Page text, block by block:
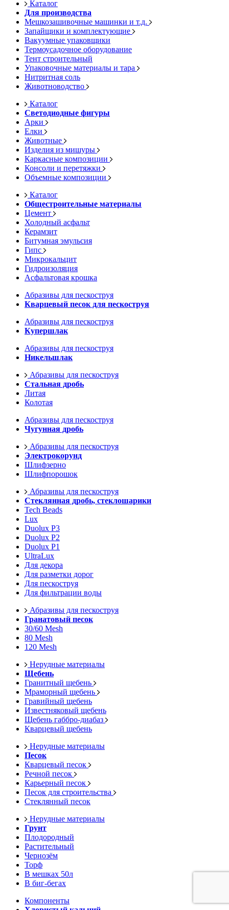
Каталог
Для производства
Мешкозашивочные машинки и т.д.
Запайщики и комплектующие
Вакуумные упаковщики
Термоусадочное оборудование
Тент строительный
Упаковочные материалы и тара
Нитритная соль
Животноводство
Каталог
Светодиодные фигуры
Арки
Елки
Животные
Изделия из мишуры
Каркасные композиции
Консоли и перетяжки
Объемные композиции
Каталог
Общестроительные материалы
Цемент
Холодный асфальт
Керамзит
Битумная эмульсия
Гипс
Микрокальцит
Гидроизоляция
Асфальтовая крошка
Абразивы для пескоструя
Кварцевый песок для пескоструя
Абразивы для пескоструя
Купершлак
Абразивы для пескоструя
Никельшлак
Абразивы для пескоструя
Стальная дробь
Литая
Колотая
Абразивы для пескоструя
Чугунная дробь
Абразивы для пескоструя
Электрокорунд
Шлифзерно
Шлифпорошок
Абразивы для пескоструя
Стеклянная дробь, стеклошарики
Tech Beads
Lux
Duolux P3
Duolux P2
Duolux P1
UltraLux
Для декора
Для разметки дорог
Для пескоструя
Для фильтрации воды
Абразивы для пескоструя
Гранатовый песок
30/60 Mesh
80 Mesh
120 Mesh
Нерудные материалы
Щебень
Гранитный щебень
Мраморный щебень
Гравийный щебень
Известняковый щебень
Щебень габбро-диабаз
Кварцевый щебень
Нерудные материалы
Песок
Кварцевый песок
Речной песок
Карьерный песок
Песок для строительства
Стеклянный песок
Нерудные материалы
Грунт
Плодородный
Растительный
Чернозём
Торф
В мешках 50л
В биг-бегах
Компоненты